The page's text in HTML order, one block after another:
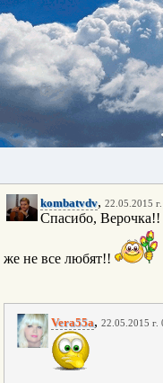
kombatvdv, 22.05.2015
Спасибо,
же не все любят!!
Vera55a, 22.05.2015 г.